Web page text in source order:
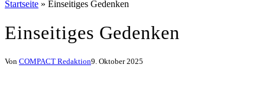
Startseite » Einseitiges Gedenken
Einseitiges Gedenken
Von COMPACT Redaktion9. Oktober 2025